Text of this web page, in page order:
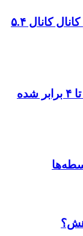
*رکوردشکنی تاریخی بورس با فتح کانال کانال ۵.۴
*چرا قبض آب و برق خرداد و تیر ۳ تا ۴ برابر شده